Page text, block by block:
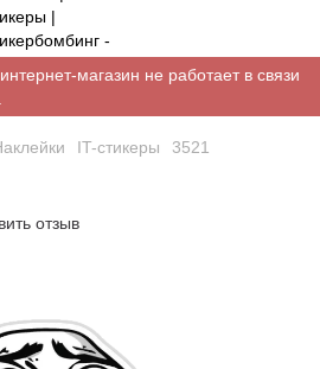
магазин не работает в связи
IT-стикеры 3521
отзыв